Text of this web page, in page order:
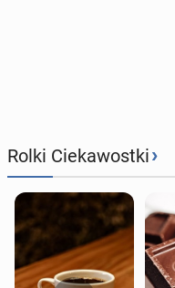
Rolki Ciekawostki›